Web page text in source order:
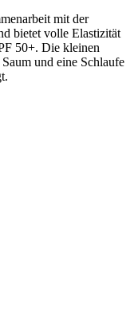
mit der
bietet volle Elastizität
50+. Die kleinen
und eine Schlaufe